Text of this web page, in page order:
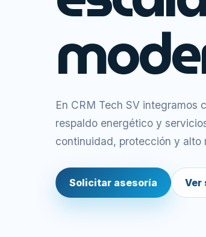
En CRM Tech SV
respaldo energético y
continuidad, protección y alto
Solicitar asesoría Ver